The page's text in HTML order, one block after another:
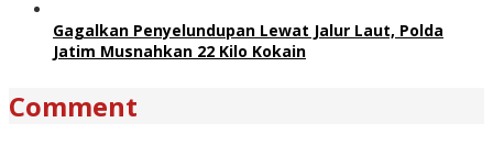
Gagalkan Penyelundupan Lewat Jalur Laut, Polda
Jatim Musnahkan 22 Kilo Kokain
Comment